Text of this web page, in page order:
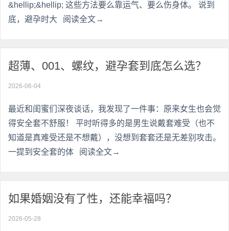
&hellip;&hellip; 这些方法要么靠运气、要么伤身体。 说到
底，避孕时大
阅读全文→
超薄、001、螺纹，避孕套到底怎么选？
2026-06-04
最近和闺蜜们深夜谈话，我发现了一件事：原来女生也会觉
得安全套不舒服！ 平时听得多的是男生说戴套难受（也不
知道是真难受还是不想戴），没想到套套还是无差别攻击。
一提到安全套的体
阅读全文→
如果婚姻没有了性，还能幸福吗？
2026-05-28